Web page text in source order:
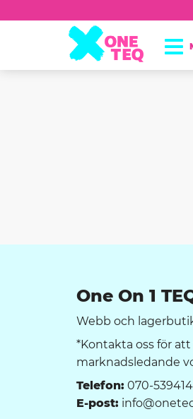
One On 1
Webb och
*Kontakta oss för
marknadsledande
Telefon: 070-
E-post: